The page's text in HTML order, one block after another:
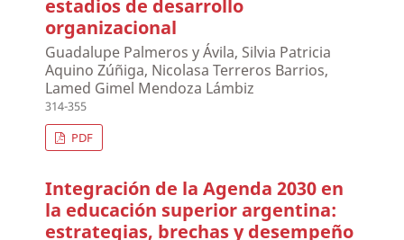
estadios de desarrollo
organizacional
Guadalupe Palmeros y Ávila, Silvia Patricia
Aquino Zúñiga, Nicolasa Terreros Barrios,
Lamed Gimel Mendoza Lámbiz
314-355
PDF
Integración de la Agenda 2030 en
la educación superior argentina:
estrategias, brechas y desempeño